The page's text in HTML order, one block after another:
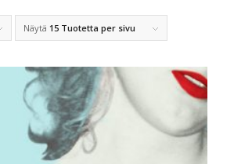
Näytä 15 Tuotetta per sivu